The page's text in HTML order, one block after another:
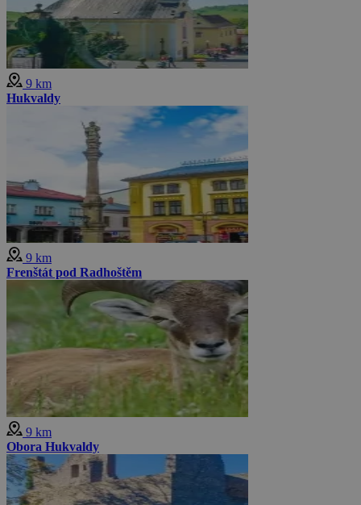
9 km
Hukvaldy
9 km
Frenštát pod Radhoštěm
9 km
Obora Hukvaldy